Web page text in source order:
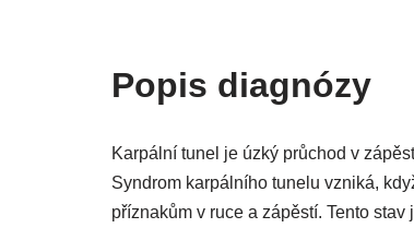
Popis diagnózy
Karpální tunel je úzký průchod v
Syndrom karpálního tunelu vzniká,
příznakům v ruce a zápěstí. Tento